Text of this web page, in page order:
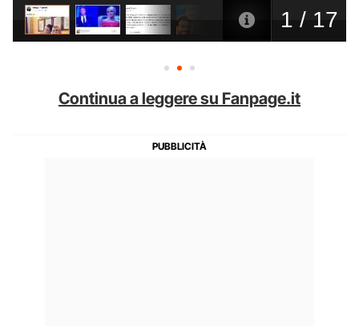
Continua a leggere su Fanpage.it